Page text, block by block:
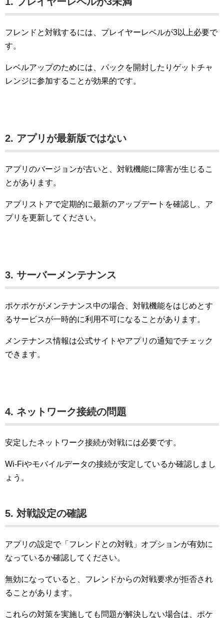
フレンドと対戦するには、プレイヤーレベルが3以上必要で
す。
レベルアップのためには、パックを開封したりゲットチャ
レンジに参加することが効果的です。
2. アプリが最新版ではない
アプリのバージョンが古いと、対戦機能に障害が生じるこ
とがあります。
アプリストアで定期的に最新のアップデートを確認し、ア
プリを更新してください。
3. サーバーメンテナンス
ポケポケがメンテナンス中の場合、対戦機能をはじめとす
るサービスが一時的に利用不可になることがあります。
メンテナンス情報は公式サイトやアプリの通知でチェック
できます。
4. ネットワーク接続の問題
安定したネットワーク接続が対戦には必要です。
Wi-Fiやモバイルデータの接続が安定しているか確認しまし
ょう。
5. 対戦設定の確認
アプリの設定で「フレンドとの対戦」オプションが有効に
なっているか確認してください。
無効になっていると、フレンドからの対戦要求が拒否され
ることがあります。
これらの対策を実施しても問題が解決しない場合は、ポケ